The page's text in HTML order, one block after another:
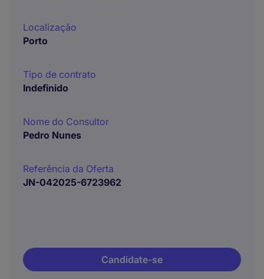
Localização
Porto
Tipo de contrato
Indefinido
Nome do Consultor
Pedro Nunes
Referência da Oferta
JN-042025-6723962
Candidate-se